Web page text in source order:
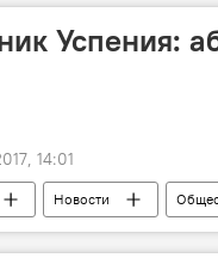
Успения:
14:01
Новости